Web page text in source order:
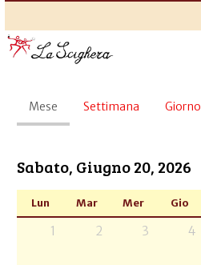
Schede
primarie
Mese (scheda
attiva)
Settimana Giorno
Sabato, Giugno 20, 2026
Lun Mar Mer Gio
1 2 3 4